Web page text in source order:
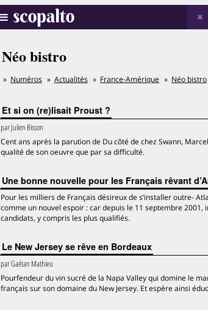
Néo bistro
Numéros Actualités France-Amérique Néo bistro
Et si on (re)lisait Proust ?
parJulien Bisson
Cent ans aprés la parution de Du côté de chez Swann,
qualité de son oeuvre que par sa difficulté.
Une bonne nouvelle pour les Français rêvant
Pour les milliers de Français désireux de s’installer outre-
comme un nouvel espoir : car depuis le 11 septembre
candidats, y compris les plus qualifiés.
Le New Jersey se rêve en Bordeaux
parGaétan Mathieu
Pourfendeur du vin sucré de la Napa Valley qui domine le
français sur son domaine du New Jersey. Et espère ainsi